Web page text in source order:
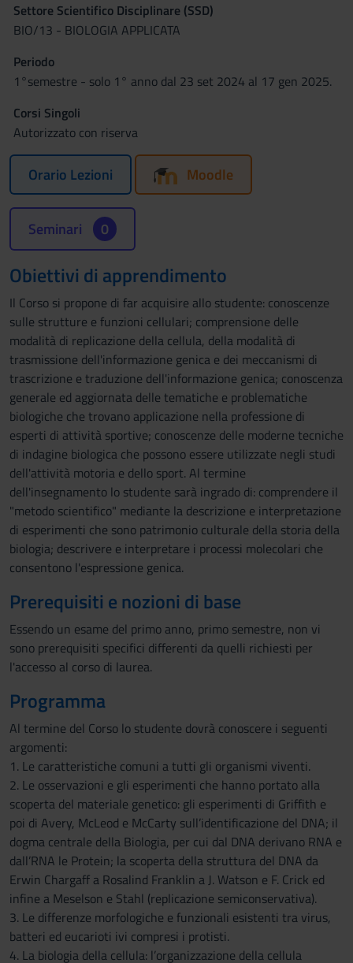
Settore Scientifico Disciplinare (SSD)
BIO/13 - BIOLOGIA APPLICATA
Periodo
1°semestre - solo 1° anno dal 23 set 2024 al 17 gen 2025.
Corsi Singoli
Autorizzato con riserva
Orario Lezioni Moodle
Seminari 0
Obiettivi di apprendimento
Il Corso si propone di far acquisire allo studente: conoscenze
sulle strutture e funzioni cellulari; comprensione delle
modalità di replicazione della cellula, della modalità di
trasmissione dell'informazione genica e dei meccanismi di
trascrizione e traduzione dell'informazione genica; conoscenza
generale ed aggiornata delle tematiche e problematiche
biologiche che trovano applicazione nella professione di
esperti di attività sportive; conoscenze delle moderne tecniche
di indagine biologica che possono essere utilizzate negli studi
dell'attività motoria e dello sport. Al termine
dell'insegnamento lo studente sarà ingrado di: comprendere il
"metodo scientifico" mediante la descrizione e interpretazione
di esperimenti che sono patrimonio culturale della storia della
biologia; descrivere e interpretare i processi molecolari che
consentono l'espressione genica.
Prerequisiti e nozioni di base
Essendo un esame del primo anno, primo semestre, non vi
sono prerequisiti specifici differenti da quelli richiesti per
l'accesso al corso di laurea.
Programma
Al termine del Corso lo studente dovrà conoscere i seguenti
argomenti:
1. Le caratteristiche comuni a tutti gli organismi viventi.
2. Le osservazioni e gli esperimenti che hanno portato alla
scoperta del materiale genetico: gli esperimenti di Griffith e
poi di Avery, McLeod e McCarty sull’identificazione del DNA; il
dogma centrale della Biologia, per cui dal DNA derivano RNA e
dall’RNA le Protein; la scoperta della struttura del DNA da
Erwin Chargaff a Rosalind Franklin a J. Watson e F. Crick ed
infine a Meselson e Stahl (replicazione semiconservativa).
3. Le differenze morfologiche e funzionali esistenti tra virus,
batteri ed eucarioti ivi compresi i protisti.
4. La biologia della cellula: l’organizzazione della cellula